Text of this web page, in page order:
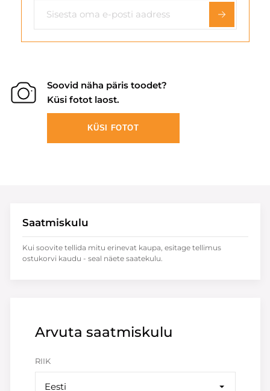
Soovid näha päris toodet?
Küsi fotot laost.
KÜSI FOTOT
Arvuta saatmiskulu
RIIK
Eesti
Saatmiskulu
Kui soovite tellida mitu erinevat kaupa, esitage tellimus
ostukorvi kaudu - seal näete saatekulu.